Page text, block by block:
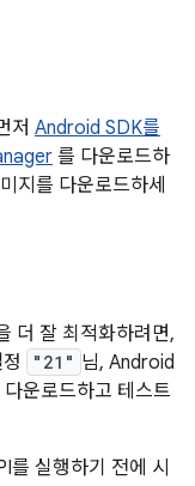
저 Android SDK를
를 다운로드하
지를 다운로드하세
더 잘 최적화하려면,
"21" 님, Android
운로드하고 테스트
를 실행하기 전에 시